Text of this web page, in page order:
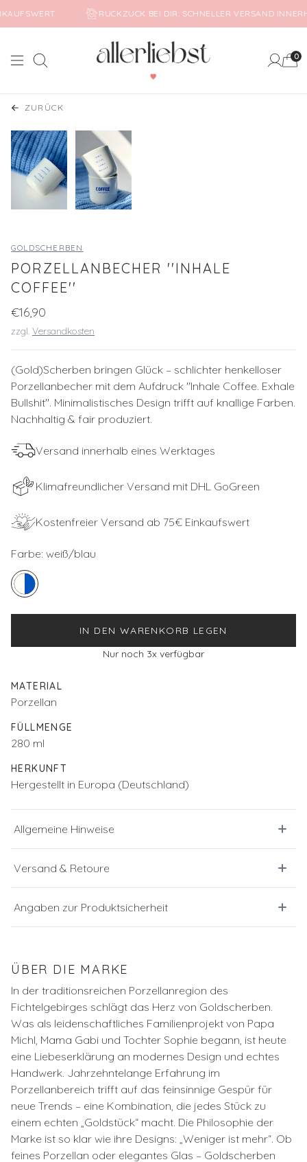
RUCKZUCK BEI DIR: SCHNELLER VERSAND
0
ZURÜCK
GOLDSCHERBEN
PORZELLANBECHER ''INHALE
COFFEE''
€16,90
zzgl. Versandkosten
(Gold)Scherben bringen Glück – schlichter henkelloser
Porzellanbecher mit dem Aufdruck ''Inhale Coffee. Exhale
Bullshit''. Minimalistisches Design trifft auf knallige Farben.
Nachhaltig & fair produziert.
Versand innerhalb eines Werktages
Klimafreundlicher Versand mit DHL GoGreen
Kostenfreier Versand ab 75€ Einkaufswert
Farbe: weiß/blau
IN DEN WARENKORB LEGEN
Nur noch 3x verfügbar
MATERIAL
Porzellan
FÜLLMENGE
280 ml
HERKUNFT
Hergestellt in Europa (Deutschland)
Allgemeine Hinweise
Versand & Retoure
Angaben zur Produktsicherheit
ÜBER DIE MARKE
In der traditionsreichen Porzellanregion des
Fichtelgebirges schlägt das Herz von Goldscherben.
Was als leidenschaftliches Familienprojekt von Papa
Michl, Mama Gabi und Tochter Sophie begann, ist heute
eine Liebeserklärung an modernes Design und echtes
Handwerk. Jahrzehntelange Erfahrung im
Porzellanbereich trifft auf das feinsinnige Gespür für
neue Trends – eine Kombination, die jedes Stück zu
einem echten „Goldstück“ macht. Die Philosophie der
Marke ist so klar wie ihre Designs: „Weniger ist mehr“. Ob
feines Porzellan oder elegantes Glas – Goldscherben